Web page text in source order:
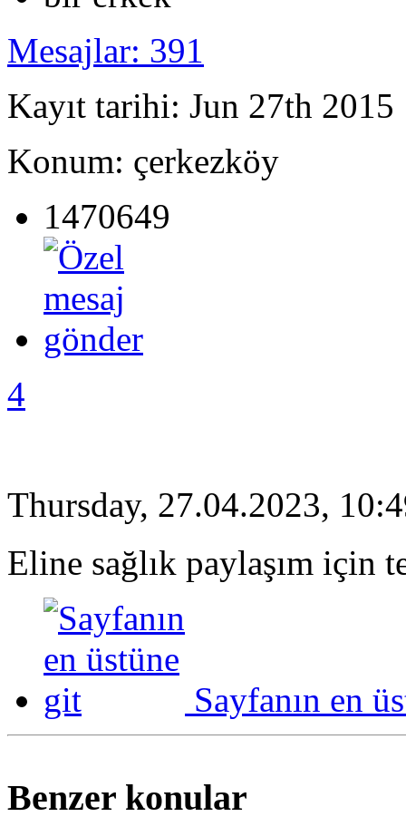
Mesajlar: 391
Kayıt tarihi: Jun 27th 2015
Konum: çerkezköy
1470649
4
Thursday, 27.04.2023,
Eline sağlık paylaşım için
Sayfanın en
Benzer konular